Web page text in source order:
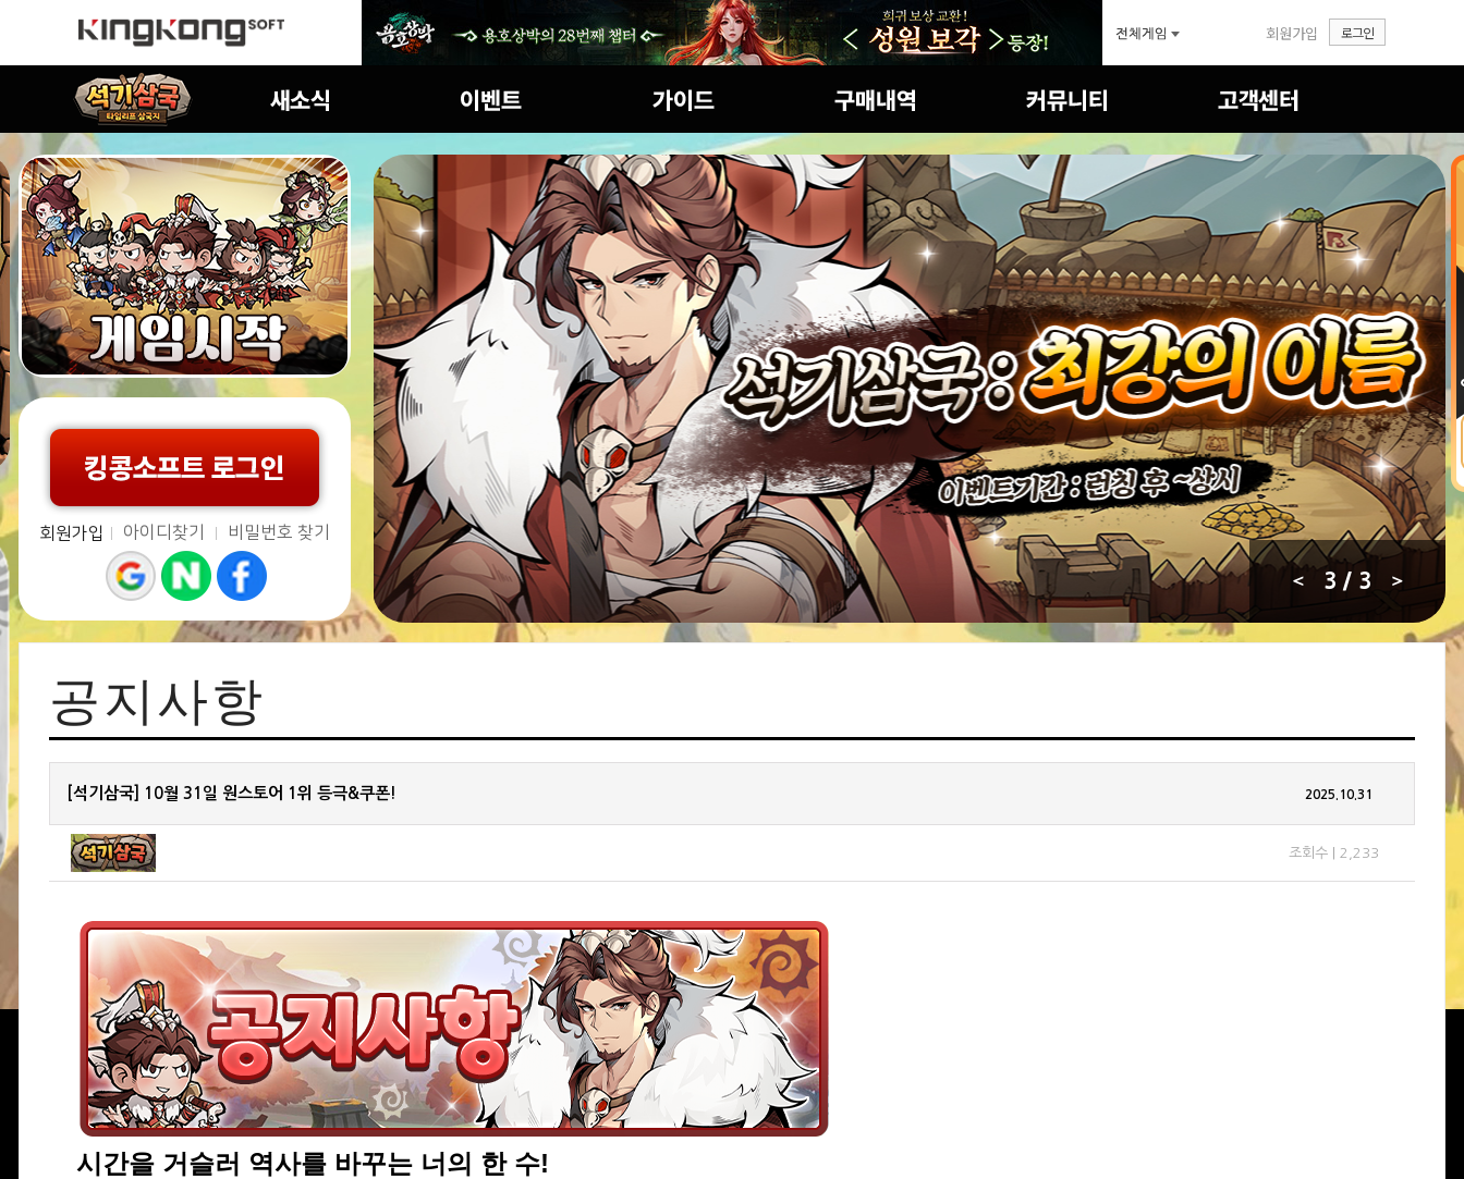
회원가입 로그인
공지사항
초보자가이드
세계관
게임특징
캐릭터 소개
아이템확률
구매내역
마일리지상점
자유게시판
공략&TIP
이미지게시판
FAQ
답변확인
회원가입 아이디찾기 비밀번호 찾기
1 / 3
공지사항
[석기삼국] 10월 31일 원스토어 1위 등극&쿠폰! 2025.10.31
조회수 | 2,233
시간을 거슬러 역사를 바꾸는 너의 한 수!